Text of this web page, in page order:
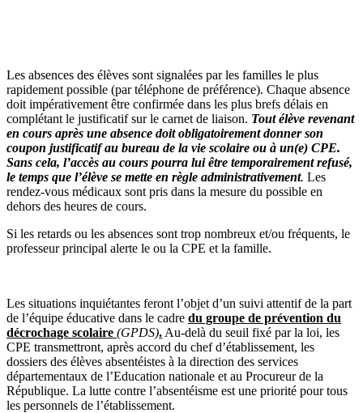
Les absences des élèves sont signalées par les familles le plus
rapidement possible (par téléphone de préférence). Chaque absence
doit impérativement être confirmée dans les plus brefs délais en
complétant le justificatif sur le carnet de liaison. Tout élève revenant
en cours après une absence doit obligatoirement donner son
coupon justificatif au bureau de la vie scolaire ou à un(e) CPE.
Sans cela, l’accès au cours pourra lui être temporairement refusé,
le temps que l’élève se mette en règle administrativement. Les
rendez-vous médicaux sont pris dans la mesure du possible en
dehors des heures de cours.
Si les retards ou les absences sont trop nombreux et/ou fréquents, le
professeur principal alerte le ou la CPE et la famille.
Les situations inquiétantes feront l’objet d’un suivi attentif de la part
de l’équipe éducative dans le cadre du groupe de prévention du
décrochage scolaire (GPDS). Au-delà du seuil fixé par la loi, les
CPE transmettront, après accord du chef d’établissement, les
dossiers des élèves absentéistes à la direction des services
départementaux de l’Education nationale et au Procureur de la
République. La lutte contre l’absentéisme est une priorité pour tous
les personnels de l’établissement.